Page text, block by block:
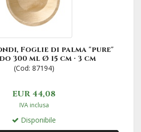
Foglie di palma "pure"
300 ml Ø 15 cm · 3 cm
(Cod: 87194)
EUR 44,08
IVA inclusa
Disponibile